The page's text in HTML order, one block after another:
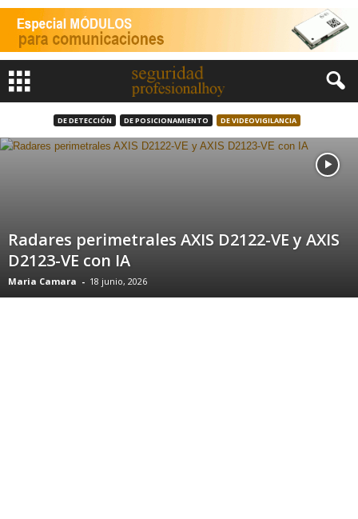
DE DETECCIÓN DE POSICIONAMIENTO DE VIDEOVIGILANCIA
Radares perimetrales AXIS D2122-VE y AXIS
D2123-VE con IA
Maria Camara - 18 junio, 2026